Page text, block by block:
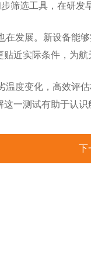
筛选工具，在研发
发展。新设备能
近实际条件，为航
度变化，高效评
一测试有助于认识
下